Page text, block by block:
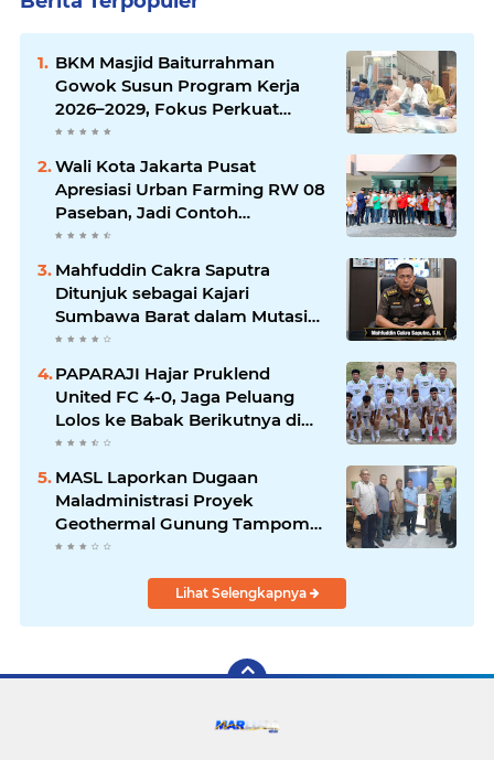
BKM Masjid Baiturrahman
Gowok Susun Program Kerja
2026–2029, Fokus Perkuat
Dakwah dan Pelayanan Umat
Wali Kota Jakarta Pusat
Apresiasi Urban Farming RW 08
Paseban, Jadi Contoh
Ketahanan Pangan dan Edukasi
Mahfuddin Cakra Saputra
Ditunjuk sebagai Kajari
Sumbawa Barat dalam Mutasi
Kejaksaan Agung
PAPARAJI Hajar Pruklend
United FC 4-0, Jaga Peluang
Lolos ke Babak Berikutnya di
Turnamen 165 Cup HKBP
MASL Laporkan Dugaan
Maladministrasi Proyek
Geothermal Gunung Tampomas
ke Ombudsman dan BPKP
Lihat Selengkapnya